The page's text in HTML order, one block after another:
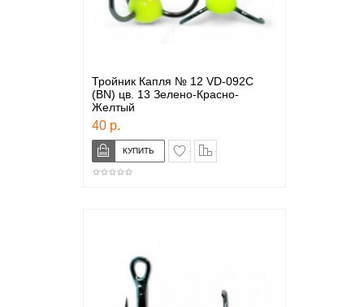
Тройник Капля № 12 VD-092C
(BN) цв. 13 Зелено-Красно-
Желтый
40 р.
в закладки